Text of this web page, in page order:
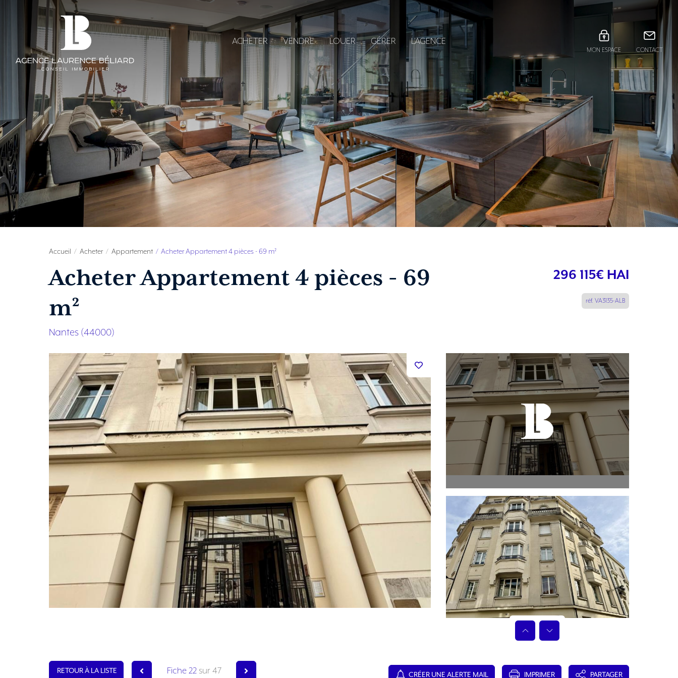
ACHETER VENDRE LOUER GÉRER L'AGENCE
MON ESPACE CONTACT
Accueil Acheter Appartement Acheter Appartement 4 pièces - 69 m²
Acheter Appartement 4 pièces - 69
m²
Nantes (44000)
296 115€ HAI
réf. VA3135-ALB
RETOUR À LA LISTE Fiche 22 sur 47 CRÉER UNE ALERTE MAIL IMPRIMER PARTAGER